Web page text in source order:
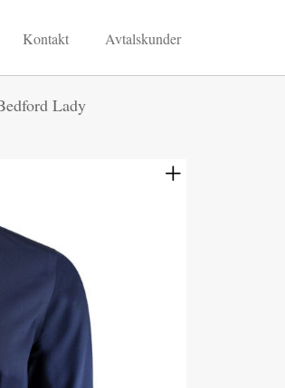
Kontakt Avtalskunder
Lady